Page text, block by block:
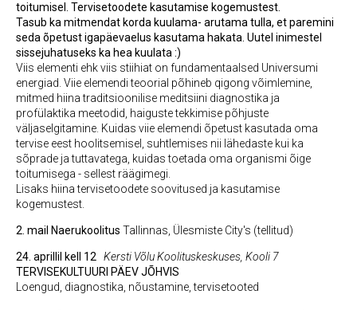
toitumisel. Tervisetoodete kasutamise kogemustest.
Tasub ka mitmendat korda kuulama- arutama tulla, et paremini
seda õpetust igapäevaelus kasutama hakata. Uutel inimestel
sissejuhatuseks ka hea kuulata :)
Viis elementi ehk viis stiihiat on fundamentaalsed Universumi
energiad. Viie elemendi teoorial põhineb qigong võimlemine,
mitmed hiina traditsioonilise meditsiini diagnostika ja
profülaktika meetodid, haiguste tekkimise põhjuste
väljaselgitamine. Kuidas viie elemendi õpetust kasutada oma
tervise eest hoolitsemisel, suhtlemises nii lähedaste kui ka
sõprade ja tuttavatega, kuidas toetada oma organismi õige
toitumisega - sellest räägimegi.
Lisaks hiina tervisetoodete soovitused ja kasutamise
kogemustest.
2. mail Naerukoolitus Tallinnas, Ülesmiste City's (tellitud)
24. aprillil kell 12 Kersti Võlu Koolituskeskuses, Kooli 7
TERVISEKULTUURI PÄEV JÕHVIS
Loengud, diagnostika, nõustamine, tervisetooted